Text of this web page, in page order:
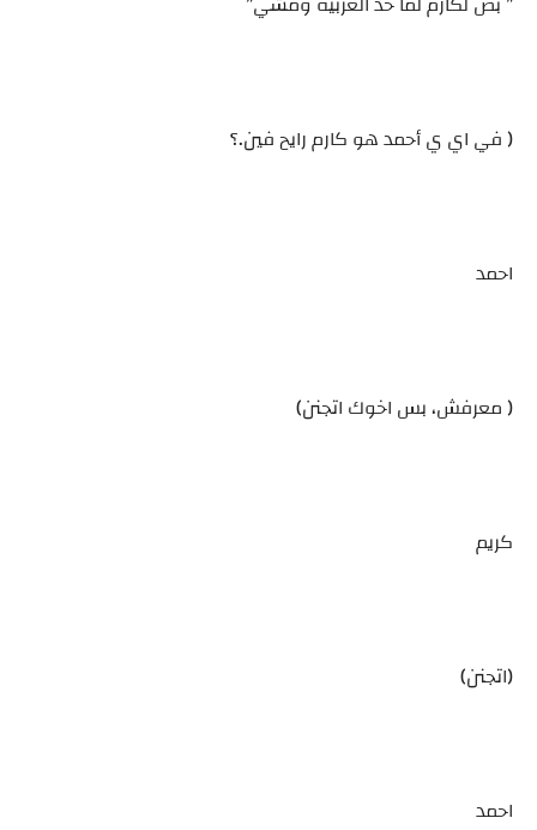
( في اي ي أحمد هو كارم رايح فين.؟
احمد
( معرفش، بس اخوك اتجنن)
كريم
(اتجنن)
احمد